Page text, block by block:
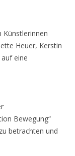
Künstlerinnen
Heuer, Kerstin
eine
Bewegung“
betrachten und